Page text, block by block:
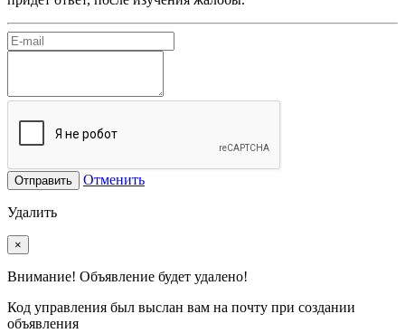
Отправить Отменить
Удалить
×
Внимание! Объявление будет удалено!
Код управления был выслан вам на почту при создании
объявления